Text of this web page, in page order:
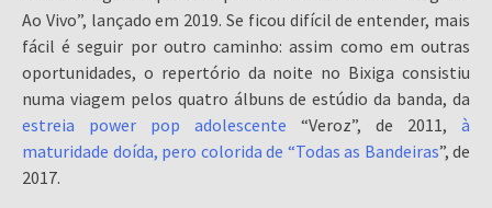
Ao Vivo”, lançado em 2019. Se ficou difícil de entender, mais
fácil é seguir por outro caminho: assim como em outras
oportunidades, o repertório da noite no Bixiga consistiu
numa viagem pelos quatro álbuns de estúdio da banda, da
estreia power pop adolescente “Veroz”, de 2011, à
maturidade doída, pero colorida de “Todas as Bandeiras”, de
2017.